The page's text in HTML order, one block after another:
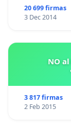
20 699 firmas
3 Dec 2014
NO
3 817 firmas
2 Feb 2015